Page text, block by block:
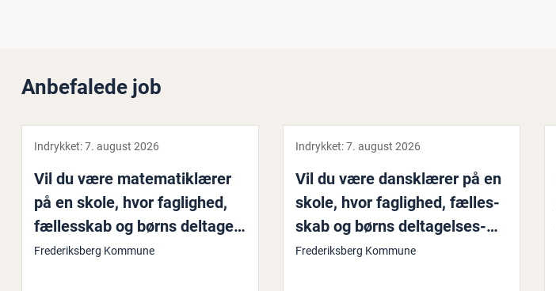
Anbefalede job
Indrykket:7. august 2026
Vil du være ma­te­ma­tik­læ­rer
på en skole, hvor faglighed,
fæl­les­skab og børns del­ta­gel­
ses­mu­lig­he­der går hånd i
Frederiksberg Kommune
Indrykket:7. august 2026
Vil du være dans­klæ­rer på en
skole, hvor faglighed, fæl­les­
skab og børns del­ta­gel­ses­
mu­lig­he­der går hånd i hånd?
Frederiksberg Kommune